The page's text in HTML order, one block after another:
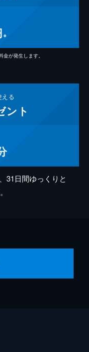
※
が発生します。
える
ント
31日間ゆっくりと